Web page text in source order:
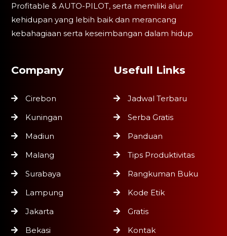
Profitable & AUTO-PILOT, serta memiliki alur
kehidupan yang lebih baik dan merancang
kebahagiaan serta keseimbangan dalam hidup
Company
Cirebon
Kuningan
Madiun
Malang
Surabaya
Lampung
Jakarta
Bekasi
Usefull Links
Jadwal Terbaru
Serba Gratis
Panduan
Tips Produktivitas
Rangkuman Buku
Kode Etik
Gratis
Kontak